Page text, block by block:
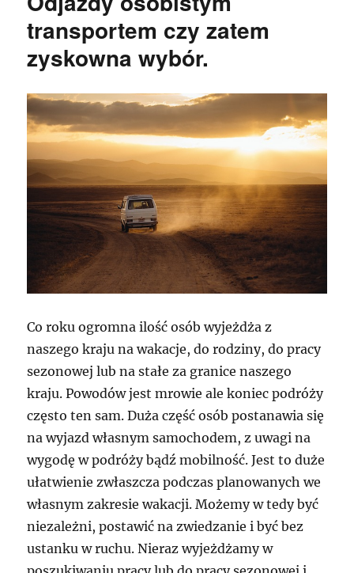
transportem czy zatem
zyskowna wybór.
Co roku ogromna ilość osób wyjeżdża z
naszego kraju na wakacje, do rodziny, do pracy
sezonowej lub na stałe za granice naszego
kraju. Powodów jest mrowie ale koniec podróży
często ten sam. Duża część osób postanawia się
na wyjazd własnym samochodem, z uwagi na
wygodę w podróży bądź mobilność. Jest to duże
ułatwienie zwłaszcza podczas planowanych we
własnym zakresie wakacji. Możemy w tedy być
niezależni, postawić na zwiedzanie i być bez
ustanku w ruchu. Nieraz wyjeżdżamy w